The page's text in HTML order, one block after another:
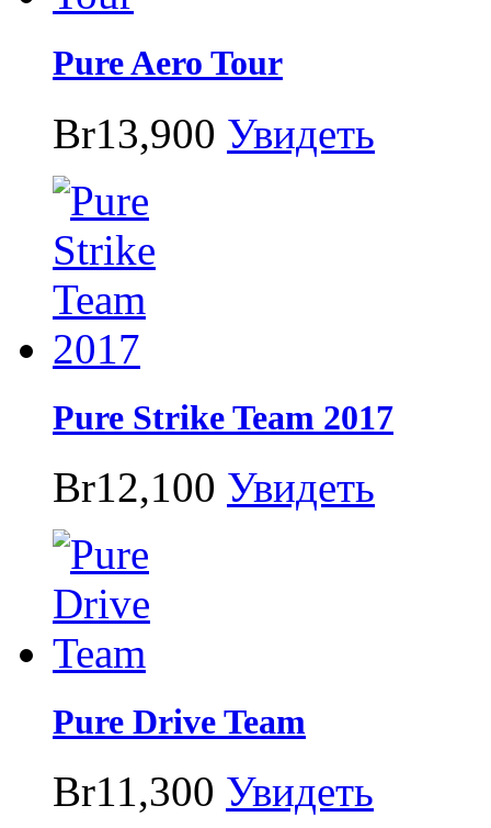
Pure Aero Tour
Br13,900 Увидеть
Pure Strike Team 2017
Br12,100 Увидеть
Pure Drive Team
Br11,300 Увидеть